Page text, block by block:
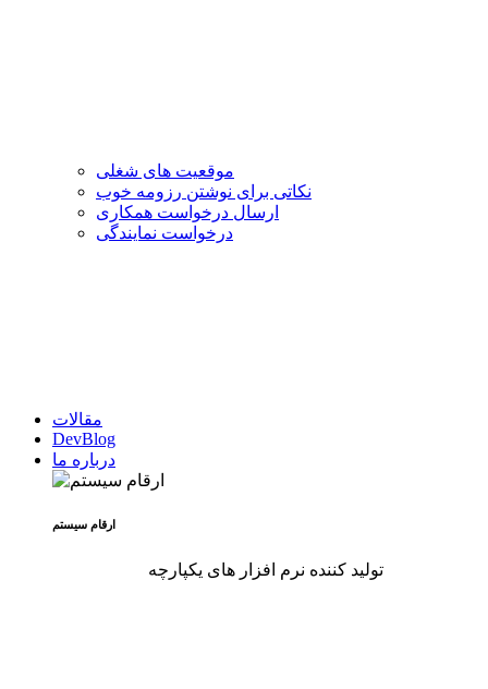
موقعیت های شغلی
نکاتی برای نوشتن رزومه خوب
ارسال درخواست همکاری
درخواست نمایندگی
مقالات
DevBlog
درباره ما
ارقام سیستم
تولید کننده نرم افزار های یکپارچه